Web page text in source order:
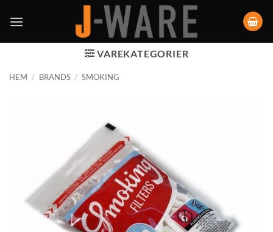
VAREKATEGORIER
HEM / BRANDS / SMOKING